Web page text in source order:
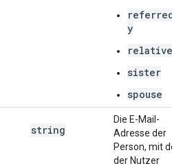
y
relative
sister
spouse
string
Die E-Mail-
Adresse der
Person, mit der
der Nutzer